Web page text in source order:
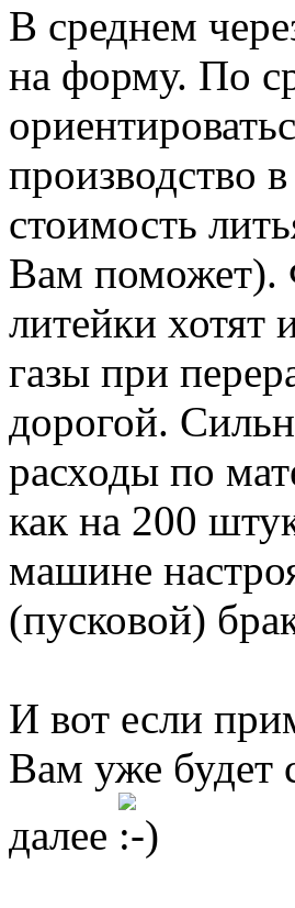
В среднем
на форму. По
производство
стоимость
Вам поможет).
литейки хотят
газы при
дорогой.
расходы по
как на 200
машине
(пусковой)
И вот если
Вам уже будет
далее